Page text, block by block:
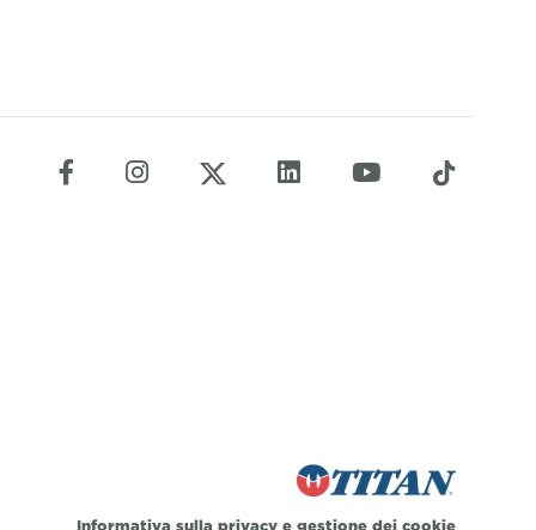
Informativa sulla privacye gestione dei cookie